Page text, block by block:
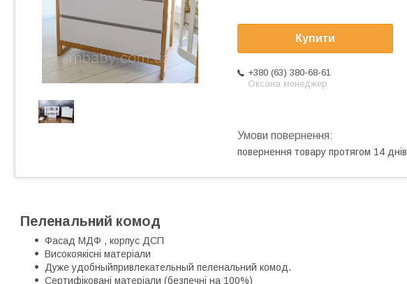
Купити
+380 (63) 380-68-61
Оксана менеджер
повернення товару протягом 14 днів
Пеленальний комод
Фасад МДФ , корпус ДСП
Високоякісні матеріали
Дуже удобныйпривлекательный пеленальний комод.
Сертифіковані матеріали (безпечні на 100%)